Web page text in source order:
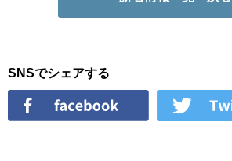
SNSでシェアする